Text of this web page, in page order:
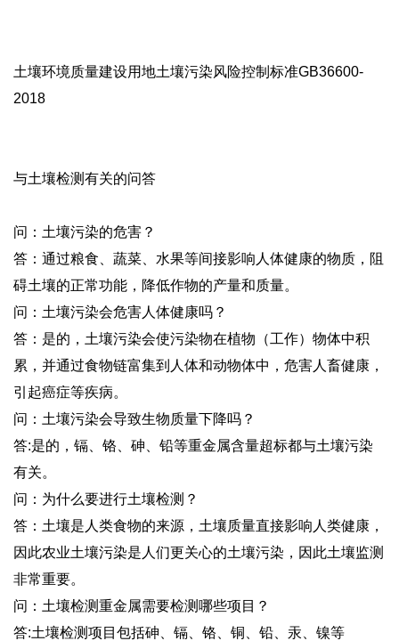
土壤环境质量建设用地土壤污染风险控制标准GB36600-
2018
与土壤检测有关的问答
问：土壤污染的危害？
答：通过粮食、蔬菜、水果等间接影响人体健康的物质，阻
碍土壤的正常功能，降低作物的产量和质量。
问：土壤污染会危害人体健康吗？
答：是的，土壤污染会使污染物在植物（工作）物体中积
累，并通过食物链富集到人体和动物体中，危害人畜健康，
引起癌症等疾病。
问：土壤污染会导致生物质量下降吗？
答:是的，镉、铬、砷、铅等重金属含量超标都与土壤污染
有关。
问：为什么要进行土壤检测？
答：土壤是人类食物的来源，土壤质量直接影响人类健康，
因此农业土壤污染是人们更关心的土壤污染，因此土壤监测
非常重要。
问：土壤检测重金属需要检测哪些项目？
答:土壤检测项目包括砷、镉、铬、铜、铅、汞、镍等